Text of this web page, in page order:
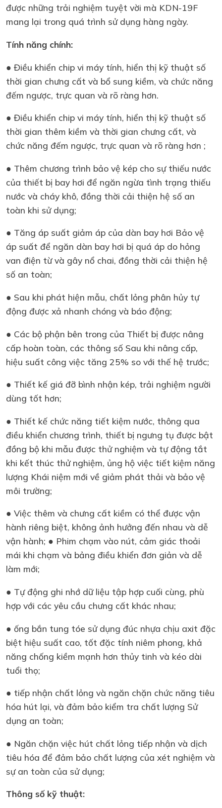
được những trải nghiệm tuyệt vời mà KDN-19F
mang lại trong quá trình sử dụng hàng ngày.
Tính năng chính:
● Điều khiển chip vi máy tính, hiển thị kỹ thuật số
thời gian chưng cất và bổ sung kiềm, và chức năng
đếm ngược, trực quan và rõ ràng hơn.
● Điều khiển chip vi máy tính, hiển thị kỹ thuật số
thời gian thêm kiềm và thời gian chưng cất, và
chức năng đếm ngược, trực quan và rõ ràng hơn ;
● Thêm chương trình bảo vệ kép cho sự thiếu nước
của thiết bị bay hơi để ngăn ngừa tình trạng thiếu
nước và cháy khô, đồng thời cải thiện hệ số an
toàn khi sử dụng;
● Tăng áp suất giảm áp của dàn bay hơi Bảo vệ
áp suất để ngăn dàn bay hơi bị quá áp do hỏng
van điện từ và gây nổ chai, đồng thời cải thiện hệ
số an toàn;
● Sau khi phát hiện mẫu, chất lỏng phân hủy tự
động được xả nhanh chóng và báo động;
● Các bộ phận bên trong của Thiết bị được nâng
cấp hoàn toàn, các thông số Sau khi nâng cấp,
hiệu suất công việc tăng 25% so với thế hệ trước;
● Thiết kế giá đỡ bình nhận kép, trải nghiệm người
dùng tốt hơn;
● Thiết kế chức năng tiết kiệm nước, thông qua
điều khiển chương trình, thiết bị ngưng tụ được bật
đồng bộ khi mẫu được thử nghiệm và tự động tắt
khi kết thúc thử nghiệm, ủng hộ việc tiết kiệm năng
lượng Khái niệm mới về giảm phát thải và bảo vệ
môi trường;
● Việc thêm và chưng cất kiềm có thể được vận
hành riêng biệt, không ảnh hưởng đến nhau và dễ
vận hành; ● Phim chạm vào nút, cảm giác thoải
mái khi chạm và bảng điều khiển đơn giản và dễ
làm mới;
● Tự động ghi nhớ dữ liệu tập hợp cuối cùng, phù
hợp với các yêu cầu chưng cất khác nhau;
● ống bắn tung tóe sử dụng đúc nhựa chịu axit đặc
biệt hiệu suất cao, tốt đặc tính niêm phong, khả
năng chống kiềm mạnh hơn thủy tinh và kéo dài
tuổi thọ;
● tiếp nhận chất lỏng và ngăn chặn chức năng tiêu
hóa hút lại, và đảm bảo kiểm tra chất lượng Sử
dụng an toàn;
● Ngăn chặn việc hút chất lỏng tiếp nhận và dịch
tiêu hóa để đảm bảo chất lượng của xét nghiệm và
sự an toàn của sử dụng;
Thông số kỹ thuật: